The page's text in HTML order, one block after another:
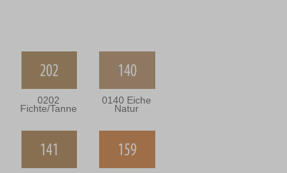
0202
Fichte/Tanne
0140 Eiche
Natur